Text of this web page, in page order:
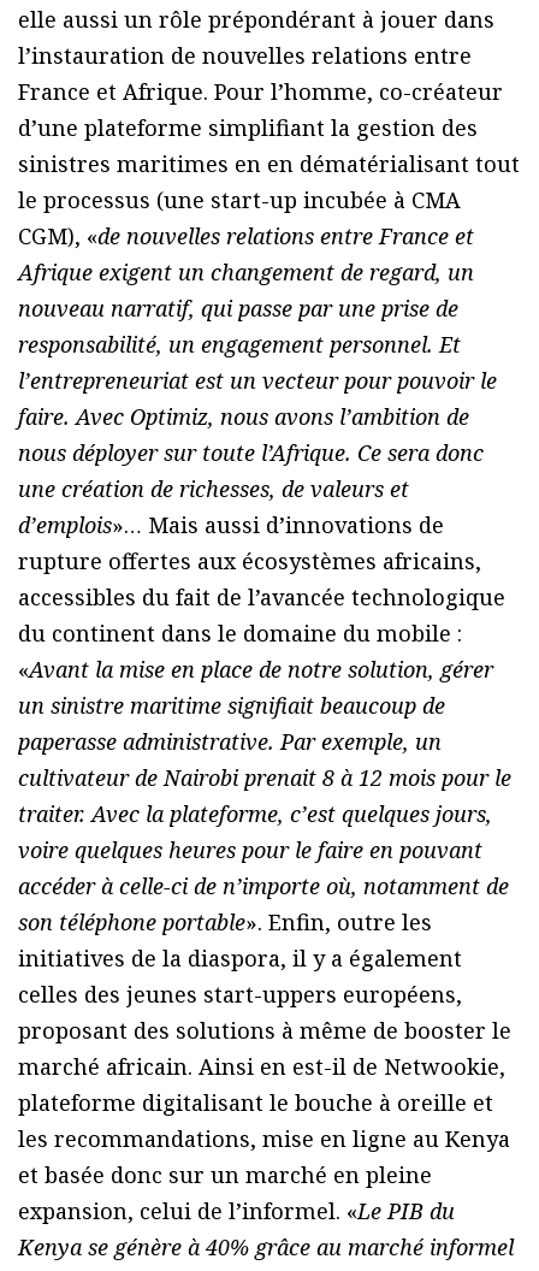
elle aussi un rôle prépondérant à jouer dans
l’instauration de nouvelles relations entre
France et Afrique. Pour l’homme, co-créateur
d’une plateforme simplifiant la gestion des
sinistres maritimes en en dématérialisant tout
le processus (une start-up incubée à CMA
CGM), «de nouvelles relations entre France et
Afrique exigent un changement de regard, un
nouveau narratif, qui passe par une prise de
responsabilité, un engagement personnel. Et
l’entrepreneuriat est un vecteur pour pouvoir le
faire. Avec Optimiz, nous avons l’ambition de
nous déployer sur toute l’Afrique. Ce sera donc
une création de richesses, de valeurs et
d’emplois»… Mais aussi d’innovations de
rupture offertes aux écosystèmes africains,
accessibles du fait de l’avancée technologique
du continent dans le domaine du mobile :
«Avant la mise en place de notre solution, gérer
un sinistre maritime signifiait beaucoup de
paperasse administrative. Par exemple, un
cultivateur de Nairobi prenait 8 à 12 mois pour le
traiter. Avec la plateforme, c’est quelques jours,
voire quelques heures pour le faire en pouvant
accéder à celle-ci de n’importe où, notamment de
son téléphone portable». Enfin, outre les
initiatives de la diaspora, il y a également
celles des jeunes start-uppers européens,
proposant des solutions à même de booster le
marché africain. Ainsi en est-il de Netwookie,
plateforme digitalisant le bouche à oreille et
les recommandations, mise en ligne au Kenya
et basée donc sur un marché en pleine
expansion, celui de l’informel. «Le PIB du
Kenya se génère à 40% grâce au marché informel